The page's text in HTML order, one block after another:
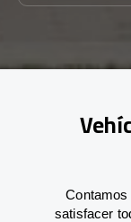
satisfacer